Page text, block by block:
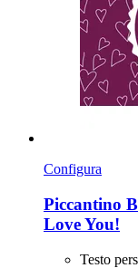
Configura
Piccantino
Love You!
Testo